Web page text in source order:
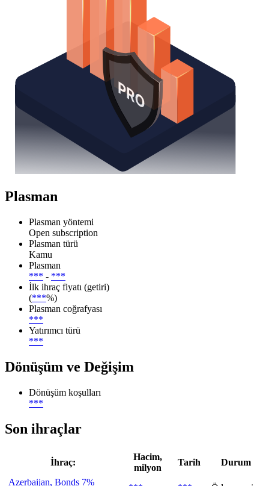
Plasman
Plasman yöntemi
Open subscription
Plasman türü
Kamu
Plasman
*** - ***
İlk ihraç fiyatı (getiri)
(***%)
Plasman coğrafyası
***
Yatırımcı türü
***
Dönüşüm ve Değişim
Dönüşüm koşulları
***
Son ihraçlar
İhraç:
Hacim,
milyon
Tarih
Durum
Azerbaijan, Bonds 7%